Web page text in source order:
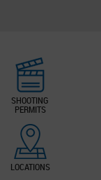
SHOOTING
PERMITS
LOCATIONS